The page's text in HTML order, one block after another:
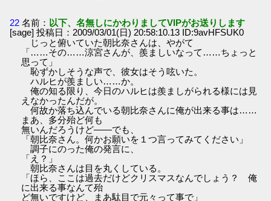
22 名前： 以下、名無しにかわりましてVIPがお送りします
[sage] 投稿日：2009/03/01(日) 20:58:10.13 ID:9avHFSUK0
じっと俯いていた朝比奈さんは、やがて
「……その……涼宮さんが、羨ましいなって……ちょっと
思って」
恥ずかしそうな声で、彼女はそう呟いた。
ハルヒが羨ましい……か。
俺の知る限り、今日のハルヒは羨ましがられる様には見
えなかったんだが。
何故か落ち込んでいる朝比奈さんに俺が出来る事は……
まあ、多分殆ど何も
無いんだろうけど――でも、
「朝比奈さん。何かお願いを１つ言ってみてください」
調子にのった俺の発言に、
「え？」
朝比奈さんは目を丸くしている。
「ほら、ここは過去だけどクリスマスなんでしょう？ 俺
に出来る事なんて殆
ど無いですけど、まあ駄目で元々って事で」